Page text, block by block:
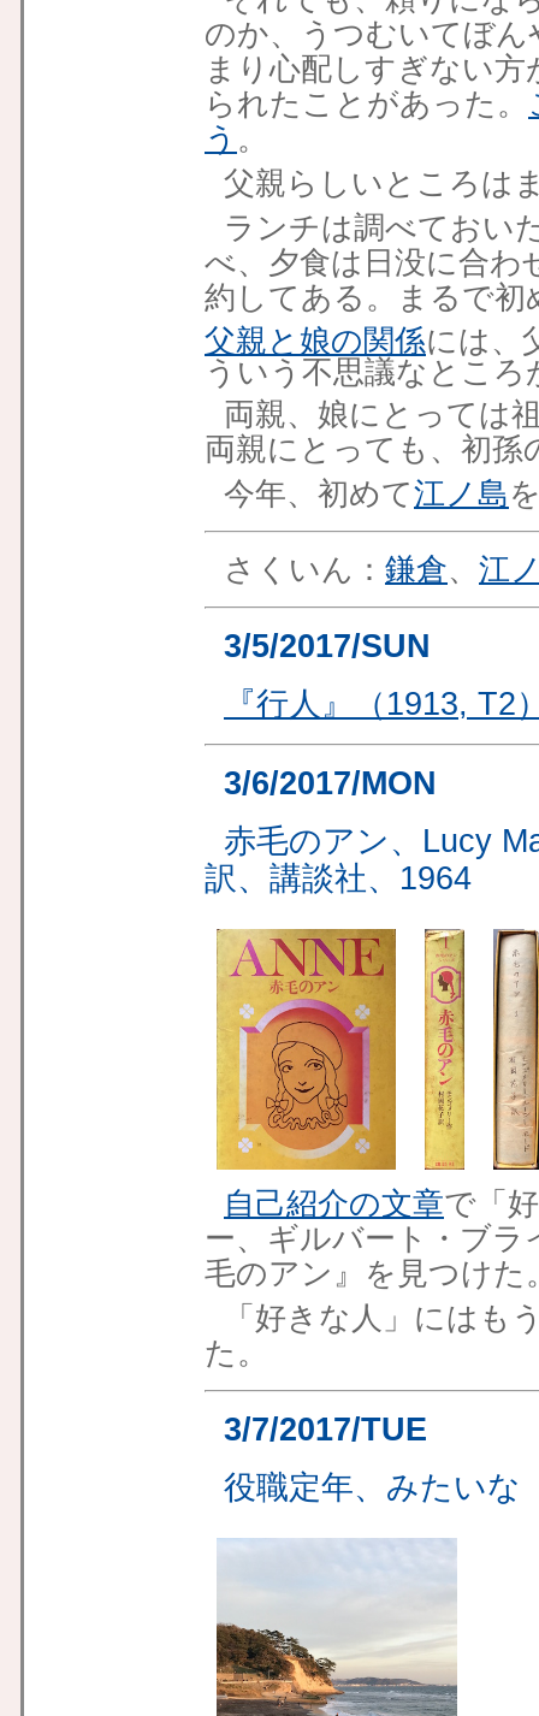
のか、うつむいてぼ
まり心配しすぎない
られたことがあった。
う 。
父親らしいところは
ランチは調べておい
べ、夕食は日没に合わ
約してある。まるで初
父親と娘の関係には、
ういう不思議なところ
両親、娘にとっては
両親にとっても、初孫
今年、初めて江ノ島
さくいん： 鎌倉、 江
3/5/2017/SUN
『行人』（1913, T2
3/6/2017/MON
赤毛のアン、Lucy
訳、講談社、1964
自己紹介の文章で「
ー、ギルバート・ブラ
毛のアン』を見つけた
「好きな人」にはも
た。
3/7/2017/TUE
役職定年、みたいな